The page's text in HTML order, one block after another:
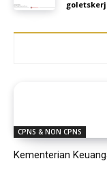
CPNS & NON CPNS
Kementerian